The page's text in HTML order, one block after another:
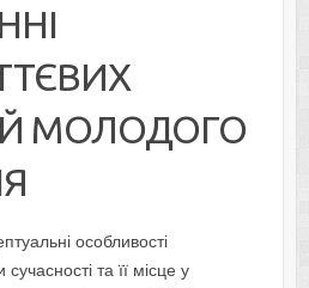
МОЛОДОГО
особливості
сучасності та її місце у